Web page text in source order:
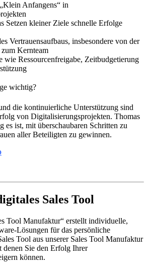
Anfangens“ in
Setzen kleiner Ziele schnelle Erfolge
Vertrauensaufbaus, insbesondere von der
Kernteam
wie Ressourcenfreigabe, Zeitbudgetierung
wichtig?
die kontinuierliche Unterstützung sind
von Digitalisierungsprojekten. Thomas
es ist, mit überschaubaren Schritten zu
aller Beteiligten zu gewinnen.
Sales Tool
Tool Manufaktur“ erstellt individuelle,
Lösungen für das persönliche
Tool aus unserer Sales Tool Manufaktur
denen Sie den Erfolg Ihrer
können.